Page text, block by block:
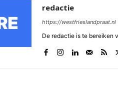
redactie
https://westfrieslandpraat.nl
De redactie is te bereiken